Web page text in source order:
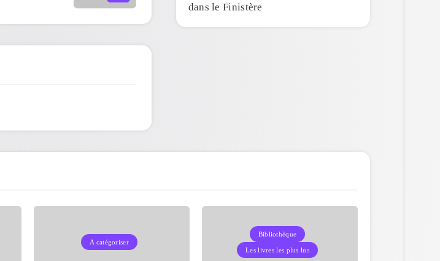
dans le Finistère
A catégoriser
Bibliothèque
Les livres les plus lus